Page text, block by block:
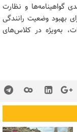
گواهینامه‌ها و نظارت
بهبود وضعیت رانندگی
به‌ویژه در کلاس‌های